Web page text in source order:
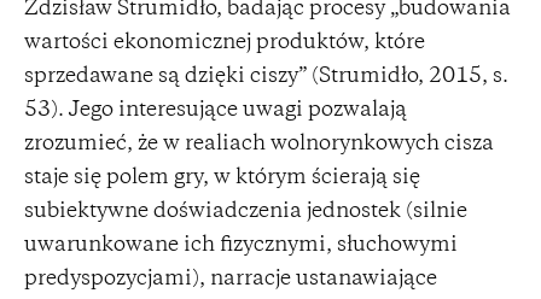
Zdzisław Strumidło, badając procesy „budowania
wartości ekonomicznej produktów, które
sprzedawane są dzięki ciszy” (Strumidło, 2015, s.
53). Jego interesujące uwagi pozwalają
zrozumieć, że w realiach wolnorynkowych cisza
staje się polem gry, w którym ścierają się
subiektywne doświadczenia jednostek (silnie
uwarunkowane ich fizycznymi, słuchowymi
predyspozycjami), narracje ustanawiające